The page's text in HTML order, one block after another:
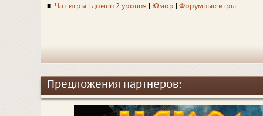
■ Чат-игры домен 2 уровня Юмор Форумные игры
Предложения партнеров: